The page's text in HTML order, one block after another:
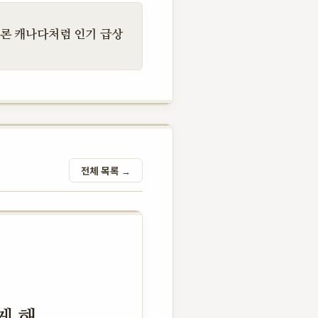
캐나다처럼 인기 급상
전체 목록 →